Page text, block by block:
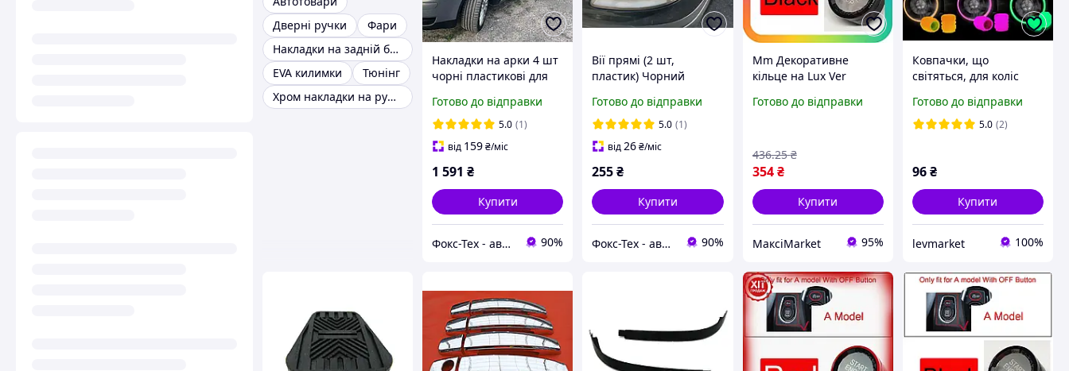
Дверні ручки
Фари
Накладки на задній бампер
EVA килимки
Тюнінг
Хром накладки на ручки Lacetti
Накладки на арки 4 шт
чорні пластикові для
2003-2010 рр
Готово до відправки
5.0 (1)
від 159₴/міс
1 591 ₴
Купити
Фокс-Тех - автотюнінг 90%
Вії прямі (2 шт,
пластик) Чорний
Vito W639 2004-2015рр
Готово до відправки
5.0 (1)
від26₴/міс
255₴
Купити
Фокс-Тех - автотюнінг 90%
Mm Декоративне
кільце на Lux Ver
чорне для захисту
Готово до відправки
354 ₴
436.25 ₴
Купити
МаксіMarket 95%
Ковпачки, що
світяться, для коліс
мотоцикла
люмінесцентні
Готово до відправки
5.0 (2)
96₴
Купити
levmarket 100%